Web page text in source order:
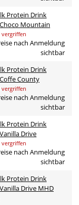
Protein Drink
Mountain
nach Anmeldung
sichtbar
Protein Drink
County
nach Anmeldung
sichtbar
Protein Drink
Drive
nach Anmeldung
sichtbar
Protein Drink
Drive MHD